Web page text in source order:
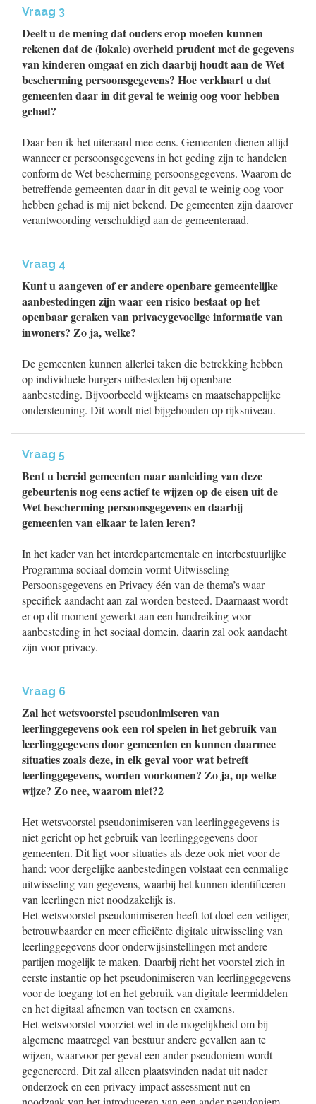
Vraag 3
Deelt u de mening dat ouders erop moeten kunnen
rekenen dat de (lokale) overheid prudent met de gegevens
van kinderen omgaat en zich daarbij houdt aan de Wet
bescherming persoonsgegevens? Hoe verklaart u dat
gemeenten daar in dit geval te weinig oog voor hebben
gehad?
Daar ben ik het uiteraard mee eens. Gemeenten dienen altijd
wanneer er persoonsgegevens in het geding zijn te handelen
conform de Wet bescherming persoonsgegevens. Waarom de
betreffende gemeenten daar in dit geval te weinig oog voor
hebben gehad is mij niet bekend. De gemeenten zijn daarover
verantwoording verschuldigd aan de gemeenteraad.
Vraag 4
Kunt u aangeven of er andere openbare gemeentelijke
aanbestedingen zijn waar een risico bestaat op het
openbaar geraken van privacygevoelige informatie van
inwoners? Zo ja, welke?
De gemeenten kunnen allerlei taken die betrekking hebben
op individuele burgers uitbesteden bij openbare
aanbesteding. Bijvoorbeeld wijkteams en maatschappelijke
ondersteuning. Dit wordt niet bijgehouden op rijksniveau.
Vraag 5
Bent u bereid gemeenten naar aanleiding van deze
gebeurtenis nog eens actief te wijzen op de eisen uit de
Wet bescherming persoonsgegevens en daarbij
gemeenten van elkaar te laten leren?
In het kader van het interdepartementale en interbestuurlijke
Programma sociaal domein vormt Uitwisseling
Persoonsgegevens en Privacy één van de thema’s waar
specifiek aandacht aan zal worden besteed. Daarnaast wordt
er op dit moment gewerkt aan een handreiking voor
aanbesteding in het sociaal domein, daarin zal ook aandacht
zijn voor privacy.
Vraag 6
Zal het wetsvoorstel pseudonimiseren van
leerlinggegevens ook een rol spelen in het gebruik van
leerlinggegevens door gemeenten en kunnen daarmee
situaties zoals deze, in elk geval voor wat betreft
leerlinggegevens, worden voorkomen? Zo ja, op welke
wijze? Zo nee, waarom niet?2
Het wetsvoorstel pseudonimiseren van leerlinggegevens is
niet gericht op het gebruik van leerlinggegevens door
gemeenten. Dit ligt voor situaties als deze ook niet voor de
hand: voor dergelijke aanbestedingen volstaat een eenmalige
uitwisseling van gegevens, waarbij het kunnen identificeren
van leerlingen niet noodzakelijk is.
Het wetsvoorstel pseudonimiseren heeft tot doel een veiliger,
betrouwbaarder en meer efficiënte digitale uitwisseling van
leerlinggegevens door onderwijsinstellingen met andere
partijen mogelijk te maken. Daarbij richt het voorstel zich in
eerste instantie op het pseudonimiseren van leerlinggegevens
voor de toegang tot en het gebruik van digitale leermiddelen
en het digitaal afnemen van toetsen en examens.
Het wetsvoorstel voorziet wel in de mogelijkheid om bij
algemene maatregel van bestuur andere gevallen aan te
wijzen, waarvoor per geval een ander pseudoniem wordt
gegenereerd. Dit zal alleen plaatsvinden nadat uit nader
onderzoek en een privacy impact assessment nut en